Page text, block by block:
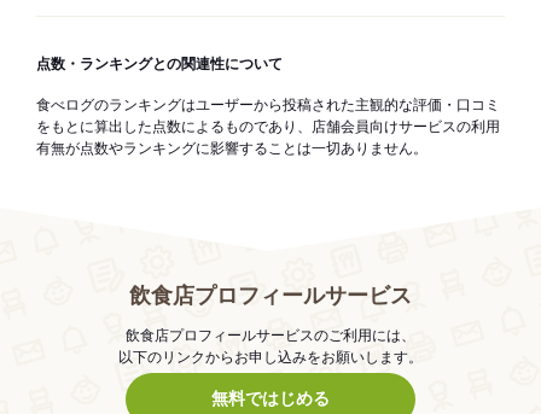
点数・ランキングとの関連性について
食べログのランキングはユーザーから投稿された主観的な評価・口コミ
をもとに算出した点数によるものであり、店舗会員向けサービスの利用
有無が点数やランキングに影響することは一切ありません。
飲食店プロフィールサービス
飲食店プロフィールサービスのご利用には、
以下のリンクからお申し込みをお願いします。
無料ではじめる